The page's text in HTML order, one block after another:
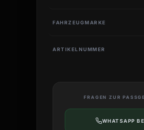
FAHRZEUGMARKE
ARTIKELNUMMER
FRAGEN ZUR
WHATSAPP